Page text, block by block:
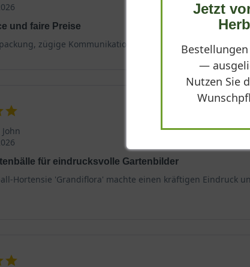
und faire Preise
zügige Kommunikation und tolles Preis-Leistungs-
für eindrucksvolle Gartenbilder
Hortensie 'Grandiflora' machte einen kräftigen Eindruck
Jetzt
—
Nutzen Sie